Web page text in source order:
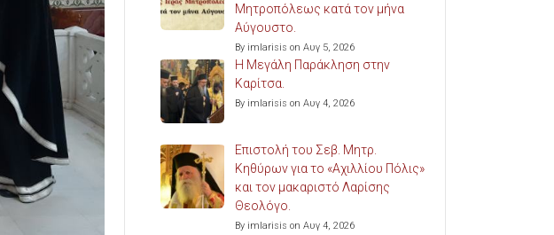
Μητροπόλεως κατά τον μήνα
Αύγουστο.
By imlarisis on Αυγ 5, 2026
Η Μεγάλη Παράκληση στην
Καρίτσα.
By imlarisis on Αυγ 4, 2026
Επιστολή του Σεβ. Μητρ.
Κηθύρων για το «Αχιλλίου Πόλις»
και τον μακαριστό Λαρίσης
Θεολόγο.
By imlarisis on Αυγ 4, 2026